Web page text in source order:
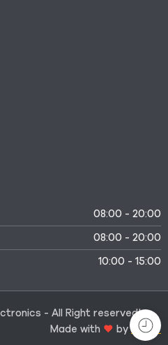
08:00 - 20:00
08:00 - 20:00
10:00 - 15:00
- All Right reserved!
Made with
byMedtr